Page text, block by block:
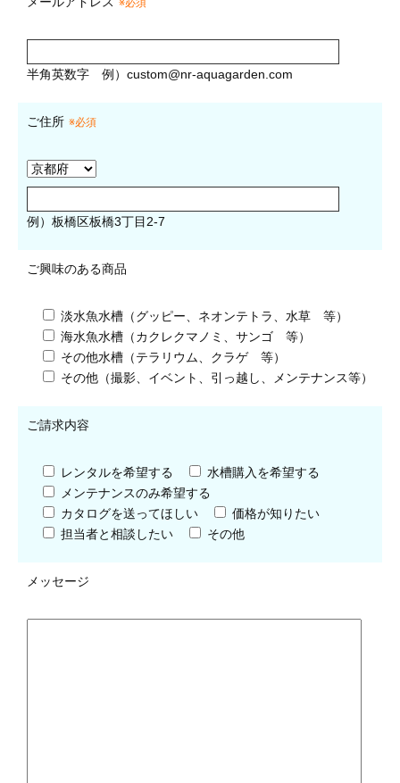
※必須
半角英数字 例） custom@nr-aquagarden.com
ご住所 ※必須
例）板橋区板橋3丁目2-7
ご興味のある商品
淡水魚水槽（グッピー、ネオンテトラ、水草 等）
海水魚水槽（カクレクマノミ、サンゴ 等）
その他水槽（テラリウム、クラゲ 等）
その他（撮影、イベント、引っ越し、メンテナンス等）
ご請求内容
レンタルを希望する
水槽購入を希望する
メンテナンスのみ希望する
カタログを送ってほしい
価格が知りたい
担当者と相談したい
その他
メッセージ